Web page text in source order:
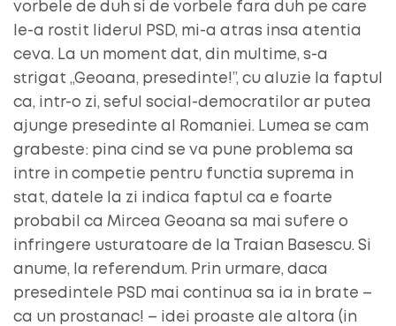
vorbele de duh si de vorbele fara duh pe care
le-a rostit liderul PSD, mi-a atras insa atentia
ceva. La un moment dat, din multime, s-a
strigat „Geoana, presedinte!”, cu aluzie la faptul
ca, intr-o zi, seful social-democratilor ar putea
ajunge presedinte al Romaniei. Lumea se cam
grabeste: pina cind se va pune problema sa
intre in competie pentru functia suprema in
stat, datele la zi indica faptul ca e foarte
probabil ca Mircea Geoana sa mai sufere o
infringere usturatoare de la Traian Basescu. Si
anume, la referendum. Prin urmare, daca
presedintele PSD mai continua sa ia in brate –
ca un prostanac! – idei proaste ale altora (in